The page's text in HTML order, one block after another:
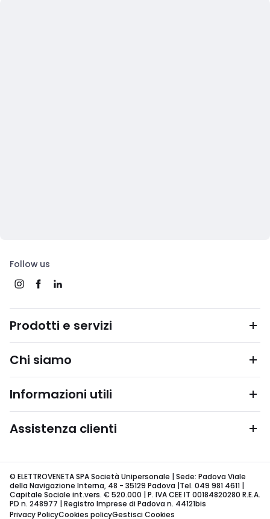
Follow us
Prodotti e servizi
Chi siamo
Informazioni utili
Assistenza clienti
© ELETTROVENETA SPA Società Unipersonale | Sede: Padova Viale
della Navigazione Interna, 48 - 35129 Padova |Tel. 049 981 4611 |
Capitale Sociale int.vers. € 520.000 | P. IVA CEE IT 00184820280 R.E.A.
PD n. 248977 | Registro Imprese di Padova n. 44121bis
Privacy PolicyCookies policyGestisci Cookies